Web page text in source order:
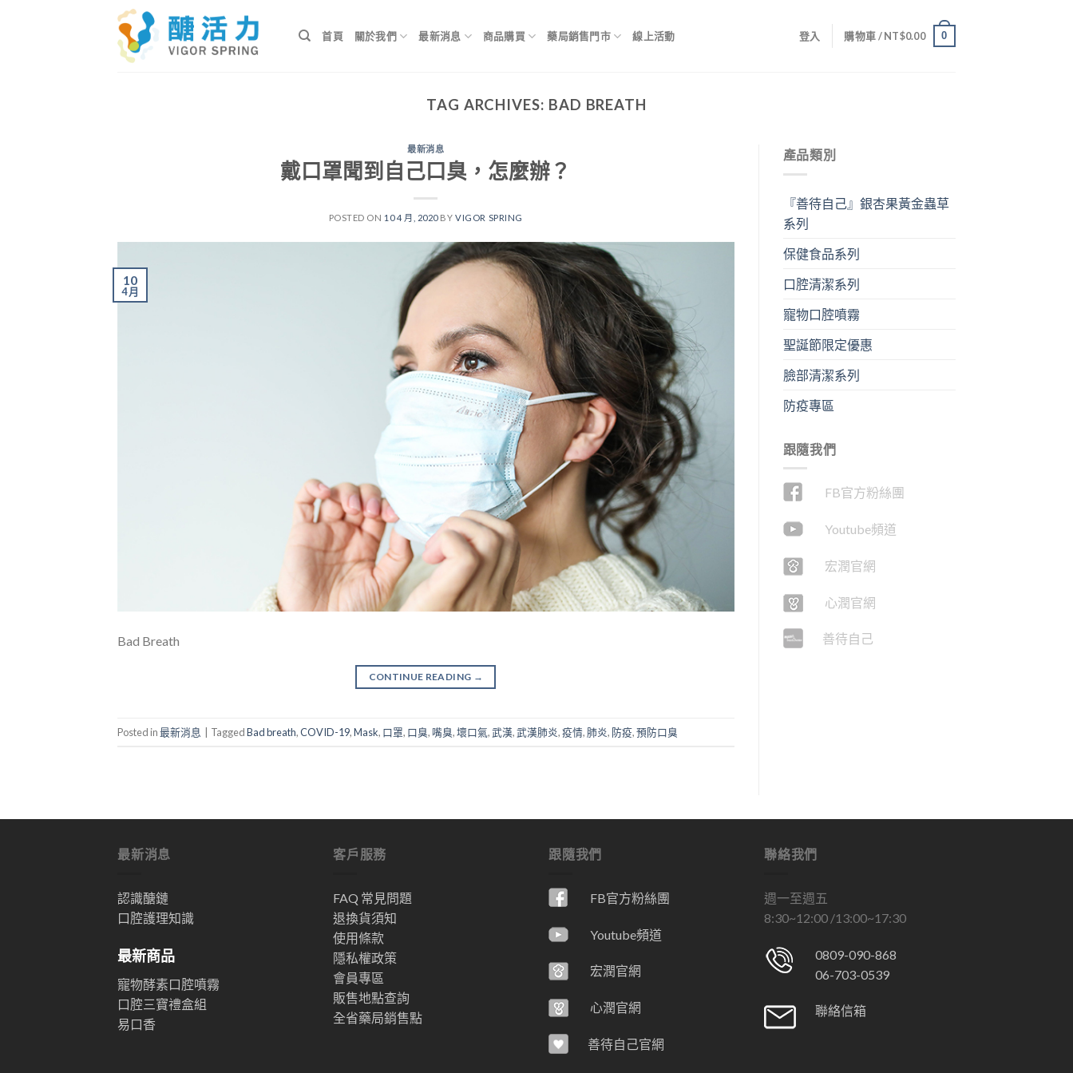
首頁 關於我們 最新消息 商品購買 藥局銷售門市 線上活動 登入 購物車 /NT$0.00 0
TAG ARCHIVES: BAD BREATH
最新消息
戴口罩聞到自己口臭，怎麼辦？
POSTED ON 10 4 月, 2020BYVIGOR SPRING
10
4 月
Bad Breath
CONTINUE READING →
Posted in最新消息 TaggedBad breath,COVID-19,Mask, 口罩, 口臭, 嘴臭,壞口氣,武漢,武漢肺炎,疫情, 肺炎, 防疫,預防口臭
產品類別
『善待自己』銀杏果黃金蟲草
系列
保健食品系列
口腔清潔系列
寵物口腔噴霧
聖誕節限定優惠
臉部清潔系列
防疫專區
跟隨我們
FB官方粉絲團
Youtube頻道
宏潤官網
心潤官網
善待自己
最新消息
認識醣鏈
口腔護理知識
最新商品
寵物酵素口腔噴霧
口腔三寶禮盒組
易口香
客戶服務
FAQ 常見問題
退換貨須知
使用條款
隱私權政策
會員專區
販售地點查詢
全省藥局銷售點
跟隨我們
FB官方粉絲團
Youtube頻道
宏潤官網
心潤官網
善待自己官網
聯絡我們
週一至週五
8:30~12:00 /13:00~17:30
0809-090-868
06-703-0539
聯絡信箱